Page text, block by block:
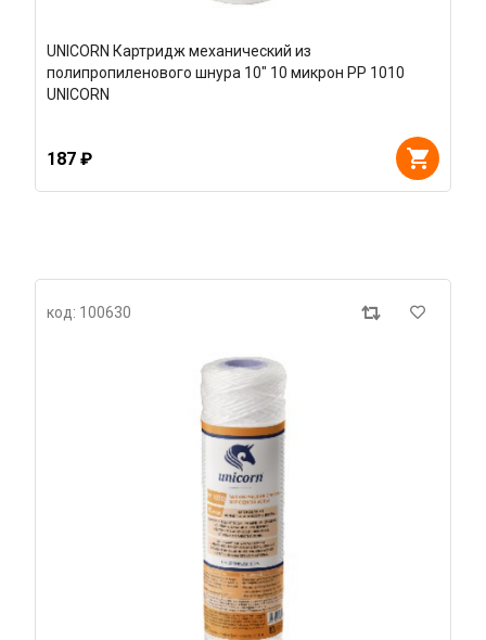
UNICORN Картридж механический из
полипропиленового шнура 10" 10 микрон РР 1010
UNICORN
187 ₽
код: 100630